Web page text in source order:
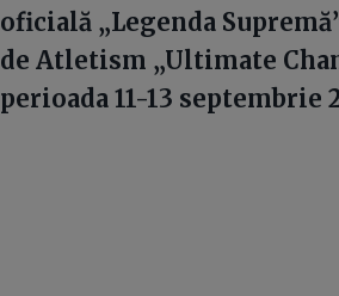
oficială „Legenda
de Atletism „Ultimate
perioada 11-13 septembrie